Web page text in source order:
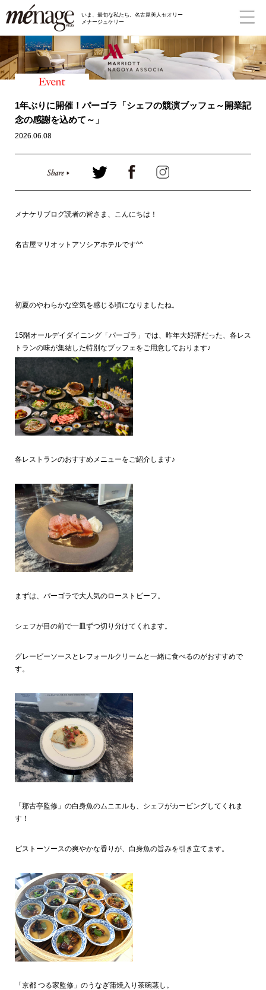
いま、最旬な私たち。名古屋美人セオリー
メナージュケリー
1年ぶりに開催！パーゴラ「シェフの競演ブッフェ～開業記
念の感謝を込めて～」
2026.06.08
メナケリブログ読者の皆さま、こんにちは！
名古屋マリオットアソシアホテルです^^
初夏のやわらかな空気を感じる頃になりましたね。
15階オールデイダイニング「パーゴラ」では、昨年大好評だった、各レス
トランの味が集結した特別なブッフェをご用意しております♪
各レストランのおすすめメニューをご紹介します♪
まずは、パーゴラで大人気のローストビーフ。
シェフが目の前で一皿ずつ切り分けてくれます。
グレービーソースとレフォールクリームと一緒に食べるのがおすすめで
す。
「那古亭監修」の白身魚のムニエルも、シェフがカービングしてくれま
す！
ピストーソースの爽やかな香りが、白身魚の旨みを引き立てます。
「京都 つる家監修」のうなぎ蒲焼入り茶碗蒸し。